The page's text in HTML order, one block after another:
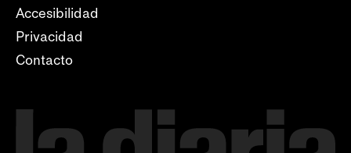
Accesibilidad
Privacidad
Contacto